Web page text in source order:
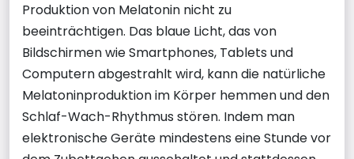
Produktion von Melatonin nicht zu
beeinträchtigen. Das blaue Licht, das von
Bildschirmen wie Smartphones, Tablets und
Computern abgestrahlt wird, kann die natürliche
Melatoninproduktion im Körper hemmen und den
Schlaf-Wach-Rhythmus stören. Indem man
elektronische Geräte mindestens eine Stunde vor